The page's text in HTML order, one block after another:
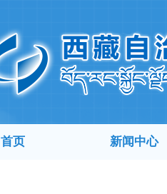
首页 新闻中心